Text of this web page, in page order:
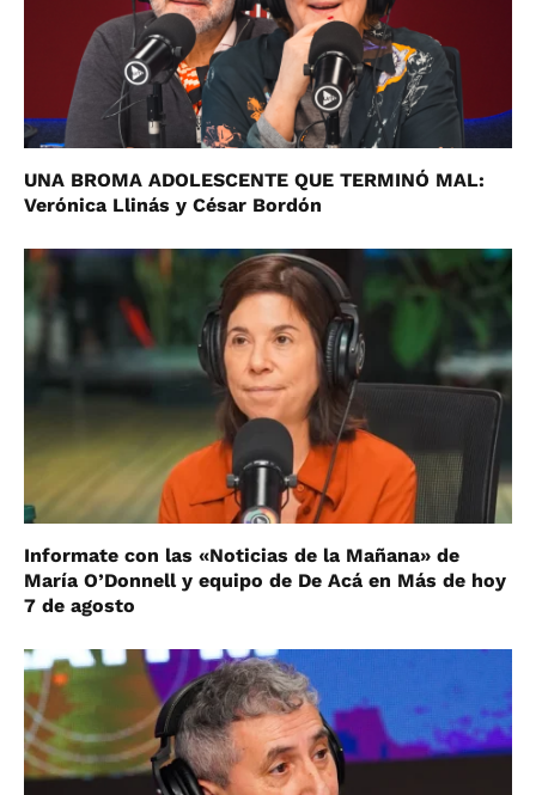
UNA BROMA ADOLESCENTE QUE TERMINÓ MAL:
Verónica Llinás y César Bordón
Informate con las «Noticias de la Mañana» de
María O’Donnell y equipo de De Acá en Más de hoy
7 de agosto